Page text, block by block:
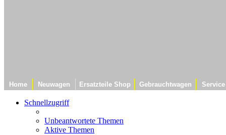
Home Neuwagen Ersatzteile Shop Gebrauchtwagen Service
Schnellzugriff
Unbeantwortete Themen
Aktive Themen